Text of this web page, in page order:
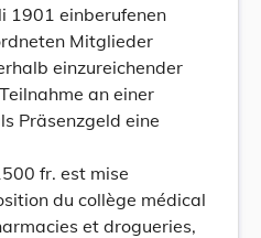
1901 einberufenen
Mitglieder
einzureichender
an einer
Präsenzgeld eine
fr. est mise
du collège médical
et drogueries,